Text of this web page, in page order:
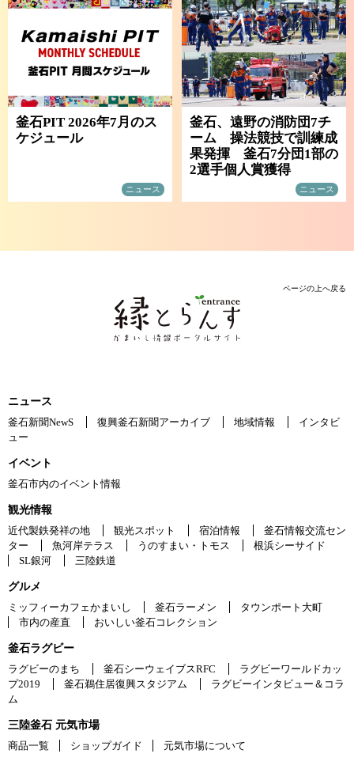
釜石PIT 2026年7月のス
ケジュール
ニュース
釜石、遠野の消防団7チ
ーム 操法競技で訓練成
果発揮 釜石7分団1部の
2選手個人賞獲得
ニュース
ページの上へ戻る
ニュース
釜石新聞NewS
復興釜石新聞アーカイブ 地域情報
インタビ
ュー
イベント
釜石市内のイベント情報
観光情報
近代製鉄発祥の地
観光スポット 宿泊情報
釜石情報交流セン
ター
魚河岸テラス うのすまい・トモス
根浜シーサイド
SL銀河
三陸鉄道
グルメ
ミッフィーカフェかまいし
釜石ラーメン
タウンポート大町
市内の産直
おいしい釜石コレクション
釜石ラグビー
ラグビーのまち
釜石シーウェイブスRFC
ラグビーワールドカッ
プ2019
釜石鵜住居復興スタジアム
ラグビーインタビュー＆コラ
ム
三陸釜石 元気市場
商品一覧
ショップガイド 元気市場について